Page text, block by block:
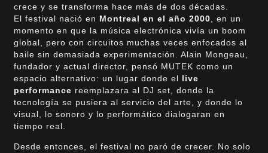
crece y se transforma hace más de dos décadas.
El festival nació en Montreal en el año 2000 , en un
momento en que la música electrónica vivía un boom
global, pero con circuitos muchas veces enfocados al
baile sin demasiada experimentación. Alain Mongeau,
fundador y actual director, pensó MUTEK como un
espacio alternativo: un lugar donde el live
performance reemplazara al DJ set, donde la
tecnología se pusiera al servicio del arte, y donde lo
visual, lo sonoro y lo performático dialogaran en
tiempo real.
Desde entonces, el festival no paró de crecer. No solo